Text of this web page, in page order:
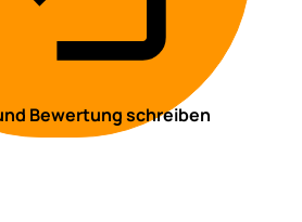
Bewertung schreiben